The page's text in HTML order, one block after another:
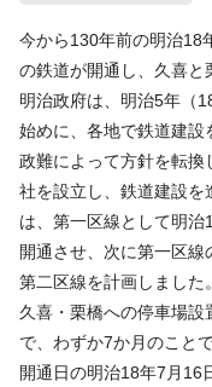
今から130年前の明治18
の鉄道が開通し、久喜と
明治政府は、明治5年（
始めに、各地で鉄道建
政難によって方針を転
社を設立し、鉄道建設を
は、第一区線として明
開通させ、次に第一区
第二区線を計画しました
久喜・栗橋への停車場設
で、わずか7か月のことで
開通日の明治18年7月16